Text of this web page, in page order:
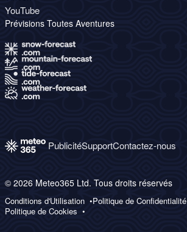
YouTube
Prévisions Toutes Aventures
PublicitéSupportContactez-nous
© 2026 Meteo365 Ltd. Tous droits réservés
Conditions d'Utilisation
Politique de Confidentialité
Politique de Cookies